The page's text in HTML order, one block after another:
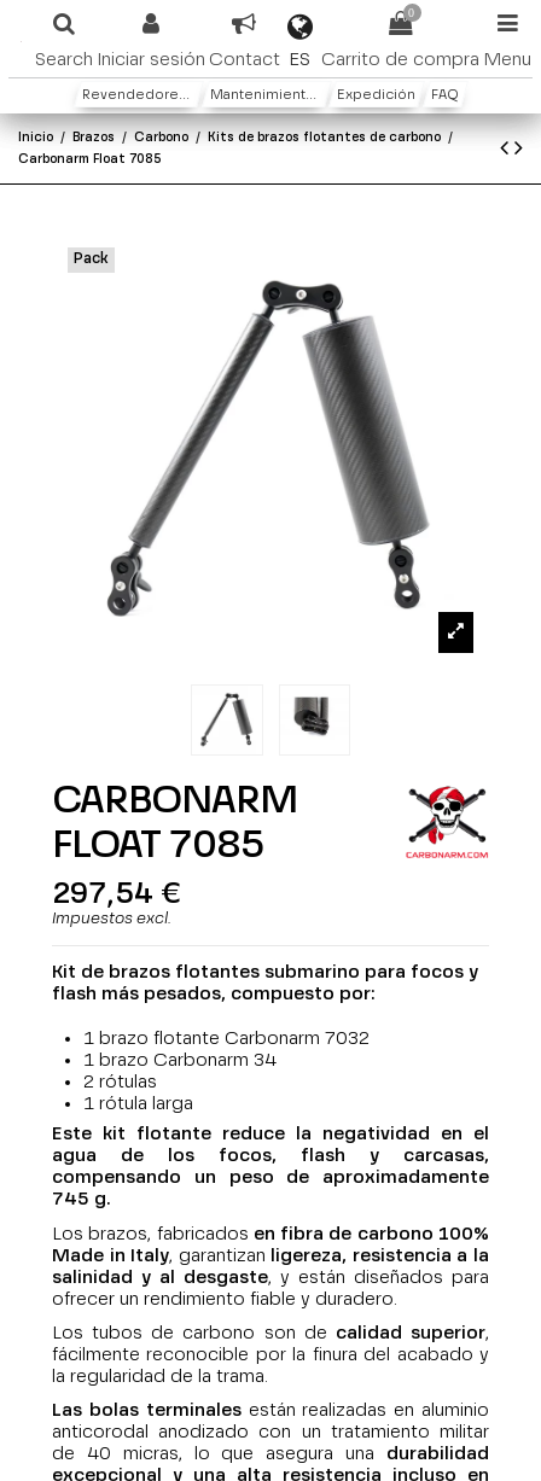
Search Iniciar sesión Contact ES
0
Carrito de compra Menu
Revendedores y distribuidores Mantenimiento y Garantìa Expedición FAQ
Inicio Brazos Carbono
Kits de brazos flotantes de carbono
Carbonarm Float 7085
Pack
CARBONARM
FLOAT 7085
297,54 €
Impuestos excl.
Kit de brazos flotantes submarino para focos y
flash más pesados, compuesto por:
1 brazo flotante Carbonarm 7032
1 brazo Carbonarm 34
2 rótulas
1 rótula larga
Este kit flotante reduce la negatividad en el
agua de los focos, flash y carcasas,
compensando un peso de aproximadamente
745 g.
Los brazos, fabricados en fibra de carbono 100%
Made in Italy, garantizan
ligereza, resistencia a la
salinidad y al desgaste, y están diseñados para
ofrecer un rendimiento fiable y duradero.
Los tubos de carbono son de calidad superior,
fácilmente reconocible por la finura del acabado y
la regularidad de la trama.
Las bolas terminalesestán realizadas en aluminio
anticorodal anodizado con un tratamiento militar
de 40 micras, lo que asegura una durabilidad
excepcional y una alta resistencia incluso en